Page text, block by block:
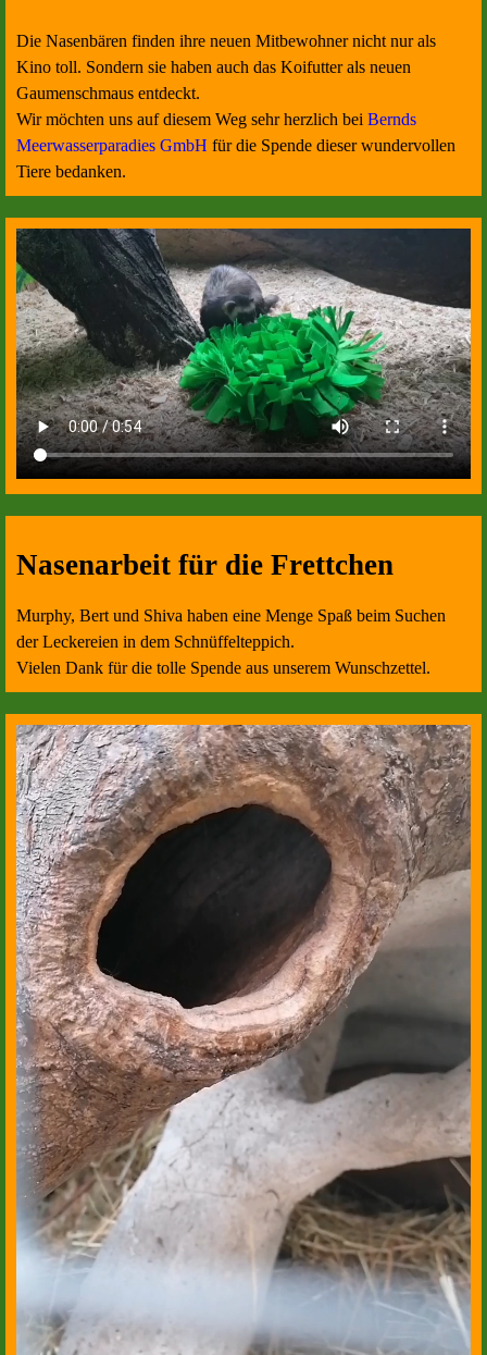
Die Nasenbären finden ihre neuen Mitbewohner nicht nur als
Kino toll. Sondern sie haben auch das Koifutter als neuen
Gaumenschmaus entdeckt.
Wir möchten uns auf diesem Weg sehr herzlich bei Bernds
Meerwasserparadies GmbH für die Spende dieser wundervollen
Tiere bedanken.
Nasenarbeit für die Frettchen
Murphy, Bert und Shiva haben eine Menge Spaß beim Suchen
der Leckereien in dem Schnüffelteppich.
Vielen Dank für die tolle Spende aus unserem Wunschzettel.